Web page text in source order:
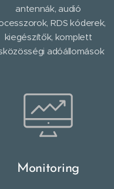
antennák, audió
RDS kóderek,
kiegészítők, komplett
adóállomások
Monitoring